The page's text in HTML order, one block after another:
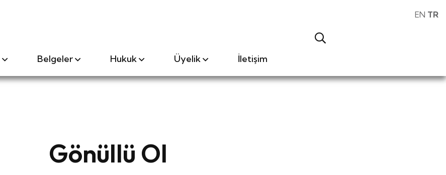
Belgeler Hukuk Üyelik İletişim
Gönüllü Ol
EN TR